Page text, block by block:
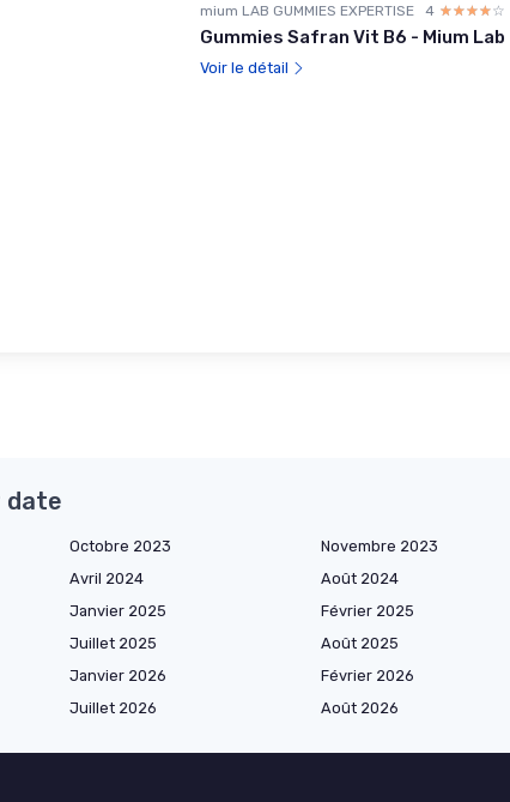
mium LAB GUMMIES EXPERTISE 4 ☆☆☆☆☆
★★★★★
Gummies Safran Vit B6 - Mium Lab
Voir le détail
date
Octobre 2023 Novembre 2023
Avril 2024 Août 2024
Janvier 2025 Février 2025
Juillet 2025 Août 2025
Janvier 2026 Février 2026
Juillet 2026 Août 2026